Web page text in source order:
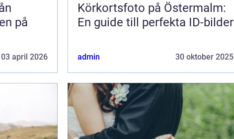
på
03 april 2026
Körkortsfoto på Östermalm:
En guide till perfekta ID-bilder
admin 30 oktober 2025